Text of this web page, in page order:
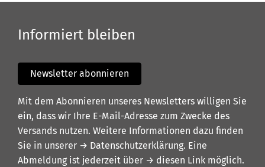
Informiert bleiben
Newsletter abonnieren
Mit dem Abonnieren unseres Newsletters willigen Sie
ein, dass wir Ihre E-Mail-Adresse zum Zwecke des
Versands nutzen. Weitere Informationen dazu finden
Sie in unserer → Datenschutzerklärung. Eine
Abmeldung ist jederzeit über → diesen Link möglich.